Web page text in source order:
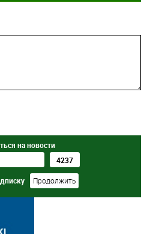
на новости